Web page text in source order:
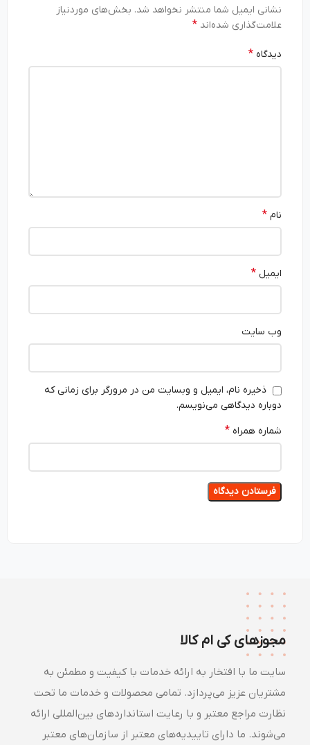
نشانی ایمیل شما منتشر نخواهد شد. بخش‌های موردنیاز
علامت‌گذاری شده‌اند*
دیدگاه*
ایمیل*
وب‌ سایت
ذخیره نام، ایمیل و وبسایت من در مرورگر برای زمانی که
دوباره دیدگاهی می‌نویسم.
شماره همراه*
مجوزهای کی ام کالا
سایت ما با افتخار به ارائه خدمات با کیفیت و مطمئن به
مشتریان عزیز می‌پردازد. تمامی محصولات و خدمات ما تحت
نظارت مراجع معتبر و با رعایت استانداردهای بین‌المللی ارائه
می‌شوند. ما دارای تاییدیه‌های معتبر از سازمان‌های معتبر